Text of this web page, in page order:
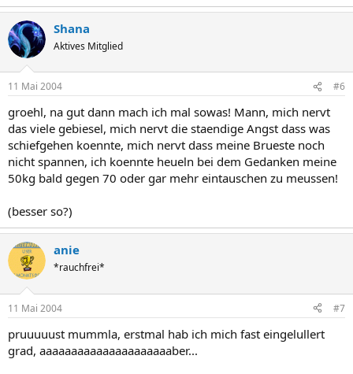
Shana
Aktives Mitglied
11 Mai 2004 #6
groehl, na gut dann mach ich mal sowas! Mann, mich nervt
das viele gebiesel, mich nervt die staendige Angst dass was
schiefgehen koennte, mich nervt dass meine Brueste noch
nicht spannen, ich koennte heueln bei dem Gedanken meine
50kg bald gegen 70 oder gar mehr eintauschen zu meussen!
(besser so?)
anie
*rauchfrei*
11 Mai 2004 #7
pruuuuust mummla, erstmal hab ich mich fast eingelullert
grad, aaaaaaaaaaaaaaaaaaaaaber...